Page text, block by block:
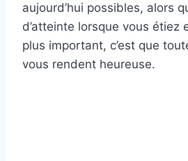
aujourd’hui possibles, alors
d’atteinte lorsque vous étiez
plus important, c’est que
vous rendent heureuse.